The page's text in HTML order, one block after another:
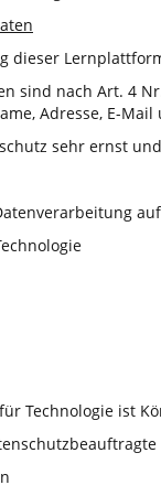
dieser
sind nach Art. 4
Adresse, E-
sehr ernst
Technologie ist